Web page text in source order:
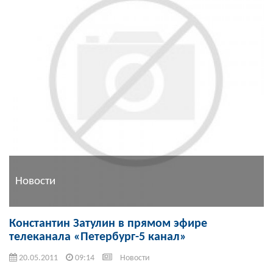
Новости
Константин Затулин в прямом эфире
телеканала «Петербург-5 канал»
20.05.2011 09:14 Новости